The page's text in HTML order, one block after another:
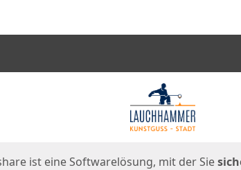
ist eine Softwarelösung, mit der Sie